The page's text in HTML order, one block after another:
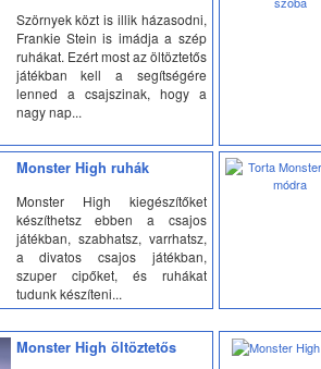
Szörnyek közt is illik házasodni,
Frankie Stein is imádja a szép
ruhákat. Ezért most az öltöztetős
játékban kell a segítségére
lenned a csajszinak, hogy a
nagy nap...
Monster High ruhák
Monster High kiegészítőket
készíthetsz ebben a csajos
játékban, szabhatsz, varrhatsz,
a divatos csajos játékban,
szuper cipőket, és ruhákat
tudunk készíteni...
Monster High öltöztetős